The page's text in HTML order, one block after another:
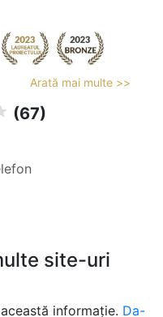
Arată mai multe >>
(67)
site-uri
informație. Da-